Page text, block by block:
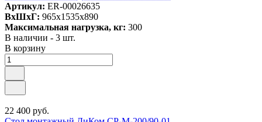
Артикул: ER-00026635
ВxШxГ: 965x1535x890
Максимальная нагрузка, кг: 300
В наличии - 3 шт.
В корзину
22 400 руб.